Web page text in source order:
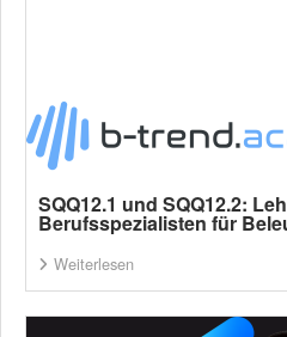
SQQ12.1 und SQQ12.2:
Berufsspezialisten für
Weiterlesen